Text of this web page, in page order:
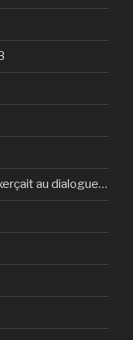
au dialogue…